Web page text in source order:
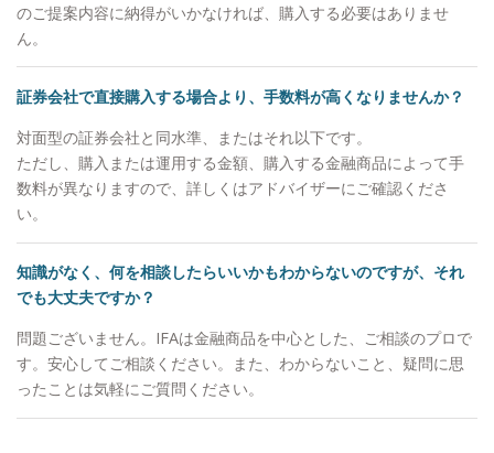
のご提案内容に納得がいかなければ、購入する必要はありませ
ん。
証券会社で直接購入する場合より、手数料が高くなりませんか？
対面型の証券会社と同水準、またはそれ以下です。
ただし、購入または運用する金額、購入する金融商品によって手
数料が異なりますので、詳しくはアドバイザーにご確認くださ
い。
知識がなく、何を相談したらいいかもわからないのですが、それ
でも大丈夫ですか？
問題ございません。IFAは金融商品を中心とした、ご相談のプロで
す。安心してご相談ください。また、わからないこと、疑問に思
ったことは気軽にご質問ください。